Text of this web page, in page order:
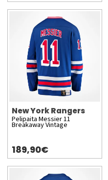
New York Rangers
Pelipaita Messier 11
Breakaway Vintage
189,90€